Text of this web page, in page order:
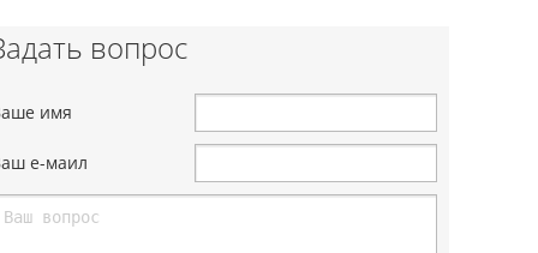
вопрос
имя
е-маил